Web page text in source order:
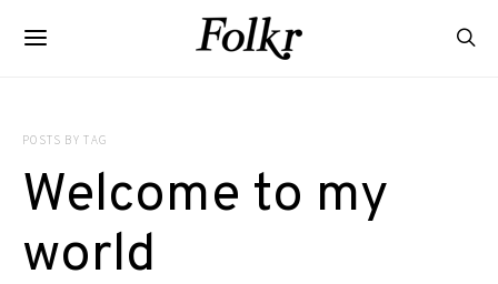
POSTS BY TAG
Welcome to my
world